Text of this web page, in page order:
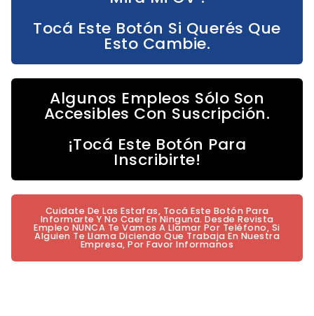
Tocá Este Botón Si Querés Que
Esto Cambie.
Algunos Empleos Sólo Son
Accesibles Con Suscripción.
¡Tocá Este Botón Para
Inscribirte!
Cuidate De Las Estafas, Tocá Este Botón Para
Informarte Y No Caer En Ninguna. Desde Revista
Empleo NUNCA Te Vamos A Llamar Por Teléfono, Si
Alguien Te Llama Diciendo Que Trabaja En Nuestra
Empresa, Por Favor Informanos